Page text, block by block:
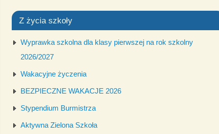
Z życia szkoły
Wyprawka szkolna dla klasy pierwszej na rok szkolny
2026/2027
Wakacyjne życzenia
BEZPIECZNE WAKACJE 2026
Stypendium Burmistrza
Aktywna Zielona Szkoła